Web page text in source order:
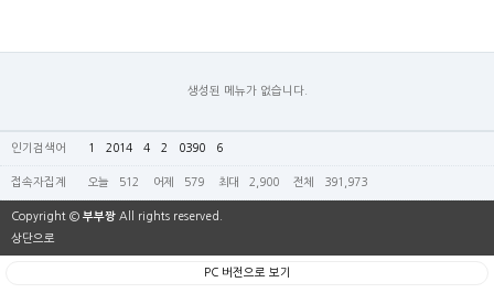
생성된 메뉴가 없습니다.
인기검색어 1 2014 4 2 0390 6
접속자집계 오늘 512 어제 579 최대 2,900 전체 391,973
Copyright © 부부짱 All rights reserved.
상단으로
PC 버전으로 보기